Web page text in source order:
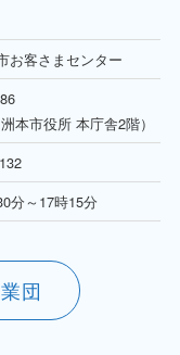
お客さまセンター
本市役所 本庁舎2階）
分～17時15分
団